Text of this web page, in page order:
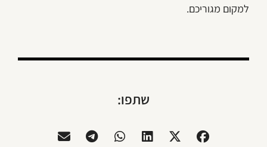
למקום מגוריכם.
שתפו: